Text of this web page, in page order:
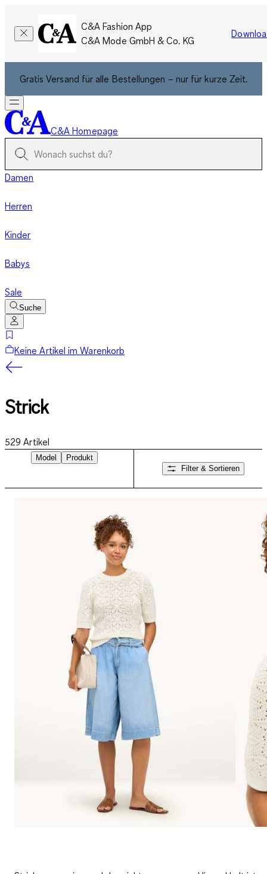
C&A Fashion App
C&A Mode GmbH & Co. KG
Gratis Versand für alle Bestellungen – nur für kurze Zeit.
C&A Homepage
Damen
Herren
Kinder
Babys
Sale
Suche
Keine Artikel im Warenkorb
Strick
529 Artikel
Model
Produkt
Filter & Sortieren